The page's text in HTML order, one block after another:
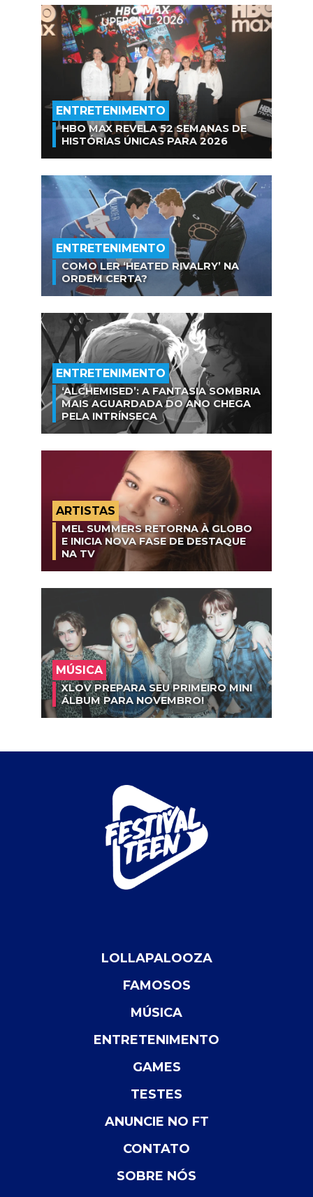
ENTRETENIMENTO
HBO MAX REVELA 52 SEMANAS DE
HISTÓRIAS ÚNICAS PARA 2026
ENTRETENIMENTO
COMO LER ‘HEATED RIVALRY’ NA
ORDEM CERTA?
ENTRETENIMENTO
‘ALCHEMISED’: A FANTASIA SOMBRIA
MAIS AGUARDADA DO ANO CHEGA
PELA INTRÍNSECA
ARTISTAS
MEL SUMMERS RETORNA À GLOBO
E INICIA NOVA FASE DE DESTAQUE
NA TV
MÚSICA
XLOV PREPARA SEU PRIMEIRO MINI
ÁLBUM PARA NOVEMBRO!
LOLLAPALOOZA
FAMOSOS
MÚSICA
ENTRETENIMENTO
GAMES
TESTES
ANUNCIE NO FT
CONTATO
SOBRE NÓS